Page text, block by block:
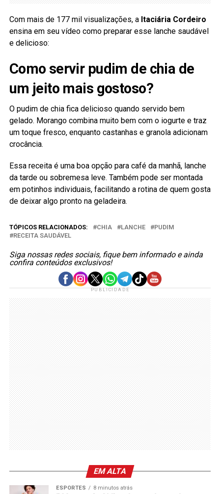
Com mais de 177 mil visualizações, a Itaciária Cordeiro
ensina em seu vídeo como preparar esse lanche saudável
e delicioso:
Como servir pudim de chia de
um jeito mais gostoso?
O pudim de chia fica delicioso quando servido bem
gelado. Morango combina muito bem com o iogurte e traz
um toque fresco, enquanto castanhas e granola adicionam
crocância.
Essa receita é uma boa opção para café da manhã, lanche
da tarde ou sobremesa leve. Também pode ser montada
em potinhos individuais, facilitando a rotina de quem gosta
de deixar algo pronto na geladeira.
TÓPICOS RELACIONADOS: CHIA LANCHE
PUDIM
RECEITA SAUDÁVEL
Siga nossas redes sociais, fique bem informado e ainda
confira conteúdos exclusivos!
PUBLICIDADE
EM ALTA
ESPORTES 8 minutos atrás